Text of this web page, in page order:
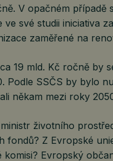
V opačném případě
své studii iniciativa
zaměřené na
19 mld. Kč ročně by
Podle SSČS by bylo
někam mezi roky
životního
fondů? Z Evropské
komisi? Evropský